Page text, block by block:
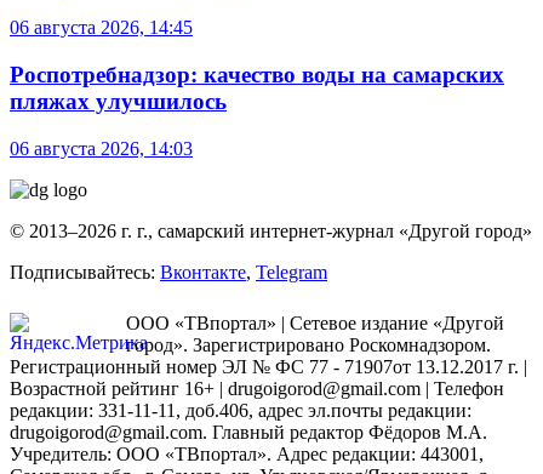
06 августа 2026, 14:45
Роспотребнадзор: качество воды на самарских
пляжах улучшилось
06 августа 2026, 14:03
© 2013–2026 г. г., самарский интернет-журнал «Другой город»
Подписывайтесь: Вконтакте, Telegram
ООО «ТВпортал» | Сетевое издание «Другой
город». Зарегистрировано Роскомнадзором.
Регистрационный номер ЭЛ № ФС 77 - 71907от 13.12.2017 г. |
Возрастной рейтинг 16+ | drugoigorod@gmail.com | Телефон
редакции: 331-11-11, доб.406, адрес эл.почты редакции:
drugoigorod@gmail.com. Главный редактор Фёдоров М.А.
Учредитель: ООО «ТВпортал». Адрес редакции: 443001,